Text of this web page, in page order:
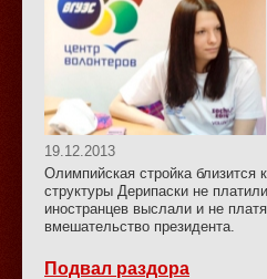
19.12.2013
Олимпийская стройка близится
структуры Дерипаски не
иностранцев выслали и не
вмешательство президента.
Подвал раздора